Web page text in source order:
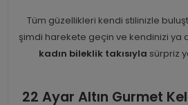
Tüm güzellikleri kendi stilinizle
şimdi harekete geçin ve kendinizi ya
kadın bileklik takısıyla sürpriz
22 Ayar Altın Gurmet